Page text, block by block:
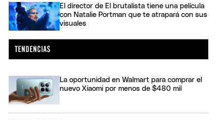
El director de El brutalista tiene una película
con Natalie Portman que te atrapará con sus
visuales
La oportunidad en Walmart para comprar el
nuevo Xiaomi por menos de $480 mil